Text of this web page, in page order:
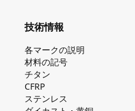
技術情報
各マークの説明
材料の記号
チタン
CFRP
ステンレス